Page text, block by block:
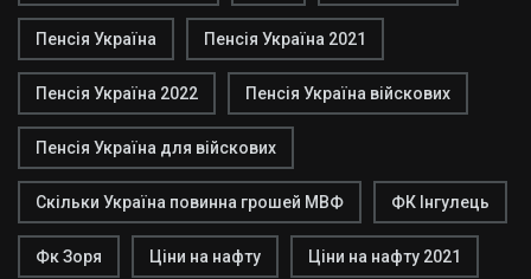
Пенсія Україна Пенсія Україна 2021
Пенсія Україна 2022 Пенсія Україна війскових
Пенсія Україна для війскових
Скільки Україна повинна грошей МВФ ФК Інгулець
Фк Зоря Ціни на нафту Ціни на нафту 2021